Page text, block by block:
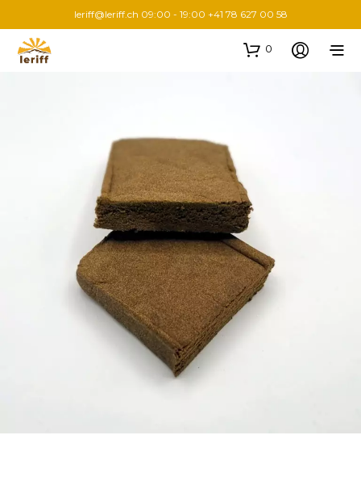
leriff@leriff.ch 09:00 - 19:00 +41 78 627 00 58
0